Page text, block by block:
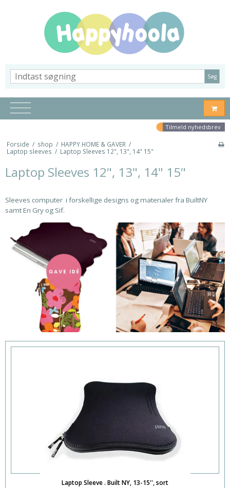
Søg
Tilmeld nyhedsbrev
Forside / shop / HAPPY HOME & GAVER /
Laptop sleeves / Laptop Sleeves 12", 13", 14" 15"
Laptop Sleeves 12", 13", 14" 15"
Sleeves computer i forskellige designs og materialer fra BuiltNY
samt En Gry og Sif.
Laptop Sleeve . Built NY, 13-15'', sort